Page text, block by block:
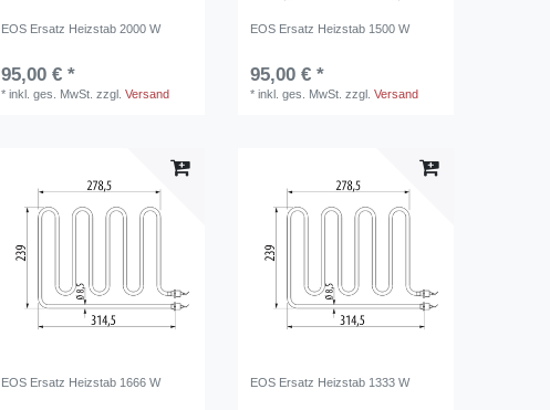
EOS Ersatz Heizstab 2000 W
95,00 € *
*inkl. ges. MwSt. zzgl.Versand
EOS Ersatz Heizstab 1500 W
95,00 € *
*inkl. ges. MwSt. zzgl.Versand
EOS Ersatz Heizstab 1666 W EOS Ersatz Heizstab 1333 W